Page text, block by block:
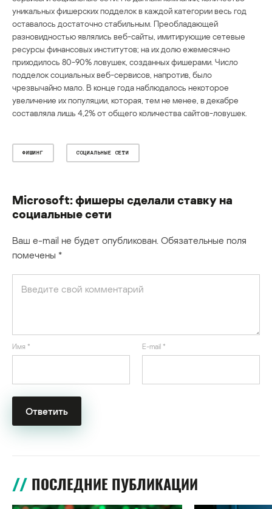
уникальных фишерских подделок в каждой категории весь год
оставалось достаточно стабильным. Преобладающей
разновидностью являлись веб-сайты, имитирующие сетевые
ресурсы финансовых институтов; на их долю ежемесячно
приходилось 80-90% ловушек, созданных фишерами. Число
подделок социальных веб-сервисов, напротив, было
чрезвычайно мало. В конце года наблюдалось некоторое
увеличение их популяции, которая, тем не менее, в декабре
составляла лишь 4,2% от общего количества сайтов-ловушек.
ФИШИНГ СОЦИАЛЬНЫЕ СЕТИ
Microsoft: фишеры сделали ставку на
социальные сети
Ваш e-mail не будет опубликован. Обязательные поля
помечены *
Имя * E-mail *
ПОСЛЕДНИЕ ПУБЛИКАЦИИ